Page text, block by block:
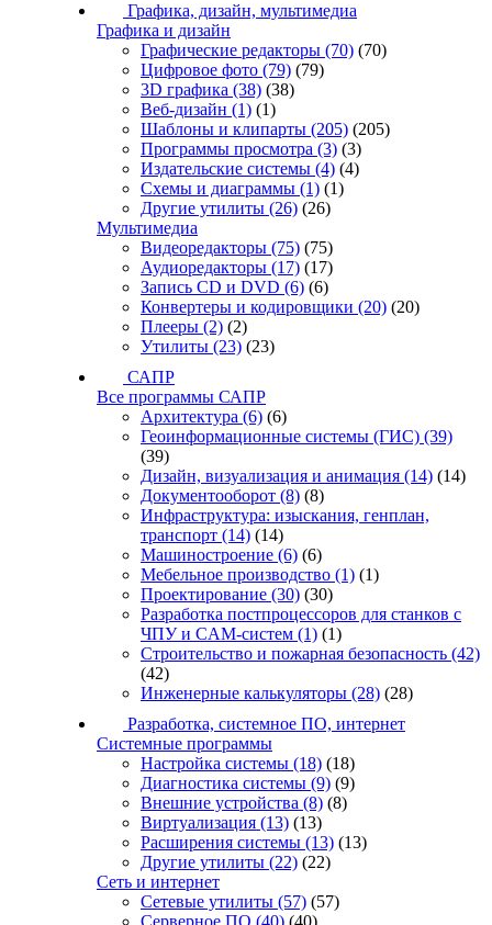
Графика, дизайн, мультимедиа
Графика и дизайн
Графические редакторы (70) (70)
Цифровое фото (79) (79)
3D графика (38) (38)
Веб-дизайн (1) (1)
Шаблоны и клипарты (205) (205)
Программы просмотра (3) (3)
Издательские системы (4) (4)
Схемы и диаграммы (1) (1)
Другие утилиты (26) (26)
Мультимедиа
Видеоредакторы (75) (75)
Аудиоредакторы (17) (17)
Запись CD и DVD (6) (6)
Конвертеры и кодировщики (20) (20)
Плееры (2) (2)
Утилиты (23) (23)
САПР
Все программы САПР
Архитектура (6) (6)
Геоинформационные системы (ГИС) (39)
(39)
Дизайн, визуализация и анимация (14) (14)
Документооборот (8) (8)
Инфраструктура: изыскания, генплан,
транспорт (14) (14)
Машиностроение (6) (6)
Мебельное производство (1) (1)
Проектирование (30) (30)
Разработка постпроцессоров для станков с
ЧПУ и CAM-систем (1) (1)
Строительство и пожарная безопасность (42)
(42)
Инженерные калькуляторы (28) (28)
Разработка, системное ПО, интернет
Системные программы
Настройка системы (18) (18)
Диагностика системы (9) (9)
Внешние устройства (8) (8)
Виртуализация (13) (13)
Расширения системы (13) (13)
Другие утилиты (22) (22)
Сеть и интернет
Сетевые утилиты (57) (57)